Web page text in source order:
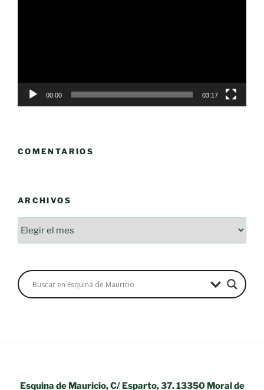
00:00 03:17
COMENTARIOS
ARCHIVOS
Esquina de Mauricio, C/ Esparto, 37. 13350 Moral de